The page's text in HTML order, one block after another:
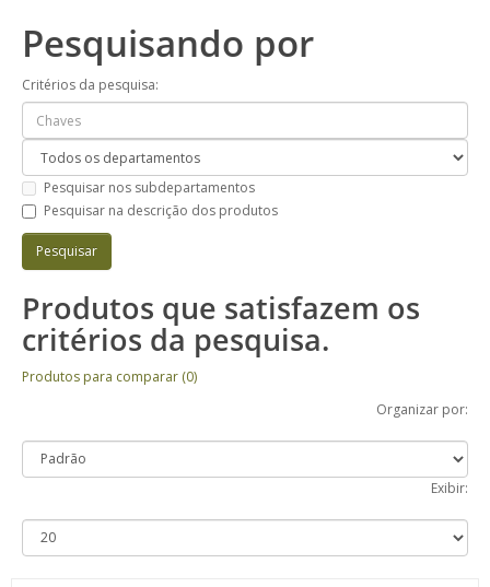
Pesquisando por
Critérios da pesquisa:
Pesquisar nos subdepartamentos
Pesquisar na descrição dos produtos
Produtos que satisfazem os
critérios da pesquisa.
Produtos para comparar (0)
Organizar por:
Exibir: